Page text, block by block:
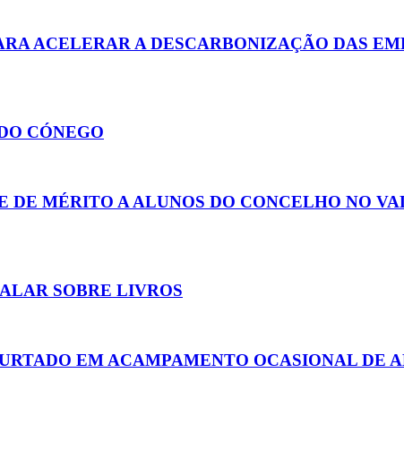
ACELERAR A DESCARBONIZAÇÃO DAS
CÓNEGO
MÉRITO A ALUNOS DO CONCELHO NO
SOBRE LIVROS
EM ACAMPAMENTO OCASIONAL DE